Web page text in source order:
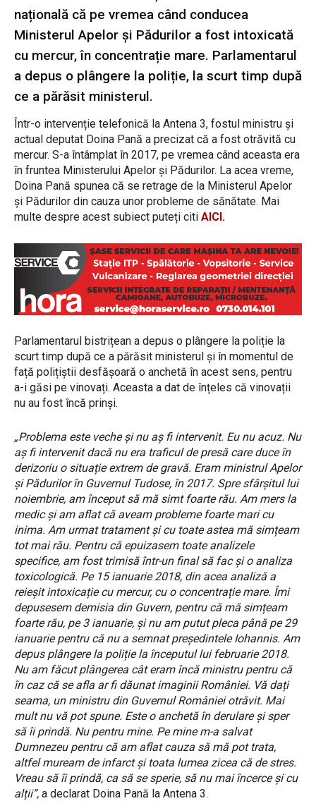
națională că pe vremea când conducea
Ministerul Apelor și Pădurilor a fost intoxicată
cu mercur, în concentrație mare. Parlamentarul
a depus o plângere la poliție, la scurt timp după
ce a părăsit ministerul.
Într-o intervenție telefonică la Antena 3, fostul ministru și
actual deputat Doina Pană a precizat că a fost otrăvită cu
mercur. S-a întâmplat în 2017, pe vremea când aceasta era
în fruntea Ministerului Apelor și Pădurilor. La acea vreme,
Doina Pană spunea că se retrage de la Ministerul Apelor
și Pădurilor din cauza unor probleme de sănătate. Mai
multe despre acest subiect puteți citi AICI.
Parlamentarul bistrițean a depus o plângere la poliție la
scurt timp după ce a părăsit ministerul și în momentul de
față polițiștii desfășoară o anchetă în acest sens, pentru
a-i găsi pe vinovați. Aceasta a dat de înțeles că vinovații
nu au fost încă prinși.
„Problema este veche și nu aș fi intervenit. Eu nu acuz. Nu
aș fi intervenit dacă nu era traficul de presă care duce în
derizoriu o situație extrem de gravă. Eram ministrul Apelor
și Pădurilor în Guvernul Tudose, în 2017. Spre sfârșitul lui
noiembrie, am început să mă simt foarte rău. Am mers la
medic și am aflat că aveam probleme foarte mari cu
inima. Am urmat tratament și cu toate astea mă simțeam
tot mai rău. Pentru că epuizasem toate analizele
specifice, am fost trimisă într-un final să fac și o analiza
toxicologică. Pe 15 ianuarie 2018, din acea analiză a
reieșit intoxicație cu mercur, cu o concentrație mare. Îmi
depusesem demisia din Guvern, pentru că mă simțeam
foarte rău, pe 3 ianuarie, și nu am putut pleca până pe 29
ianuarie pentru că nu a semnat președintele Iohannis. Am
depus plângere la poliție la începutul lui februarie 2018.
Nu am făcut plângerea cât eram încă ministru pentru că
în caz că se afla ar fi dăunat imaginii României. Vă dați
seama, un ministru din Guvernul României otrăvit. Mai
mult nu vă pot spune. Este o anchetă în derulare și sper
să îi prindă. Nu pentru mine. Pe mine m-a salvat
Dumnezeu pentru că am aflat cauza să mă pot trata,
altfel muream de infarct și toata lumea zicea că de stres.
Vreau să îi prindă, ca să se sperie, să nu mai încerce și cu
alții”, a declarat Doina Pană la Antena 3.